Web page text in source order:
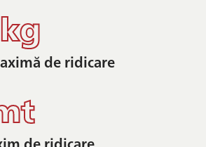
de ridicare
de ridicare